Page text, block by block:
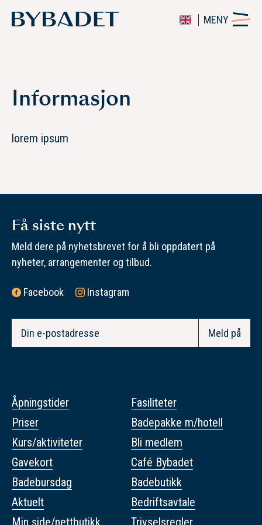
MENY
Informasjon
lorem ipsum
Åpningstider
Priser
Kurs/aktiviteter
Gavekort
Badebursdag
Aktuelt
Min side/nettbutikk
Fasiliteter
Badepakke m/hotell
Bli medlem
Café Bybadet
Badebutikk
Bedriftsavtale
Trivselsregler
Få siste nytt
Meld dere på nyhetsbrevet for å bli oppdatert på
nyheter, arrangementer og tilbud.
Facebook Instagram